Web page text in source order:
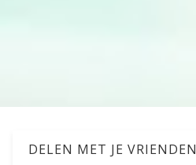
DELEN MET JE VRIENDEN